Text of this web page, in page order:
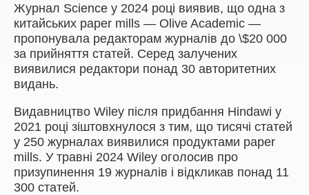
Журнал Science у 2024 році виявив, що одна з
китайських paper mills — Olive Academic —
пропонувала редакторам журналів до \$20 000
за прийняття статей. Серед залучених
виявилися редактори понад 30 авторитетних
видань.
Видавництво Wiley після придбання Hindawi у
2021 році зіштовхнулося з тим, що тисячі статей
у 250 журналах виявилися продуктами paper
mills. У травні 2024 Wiley оголосив про
призупинення 19 журналів і відкликав понад 11
300 статей.